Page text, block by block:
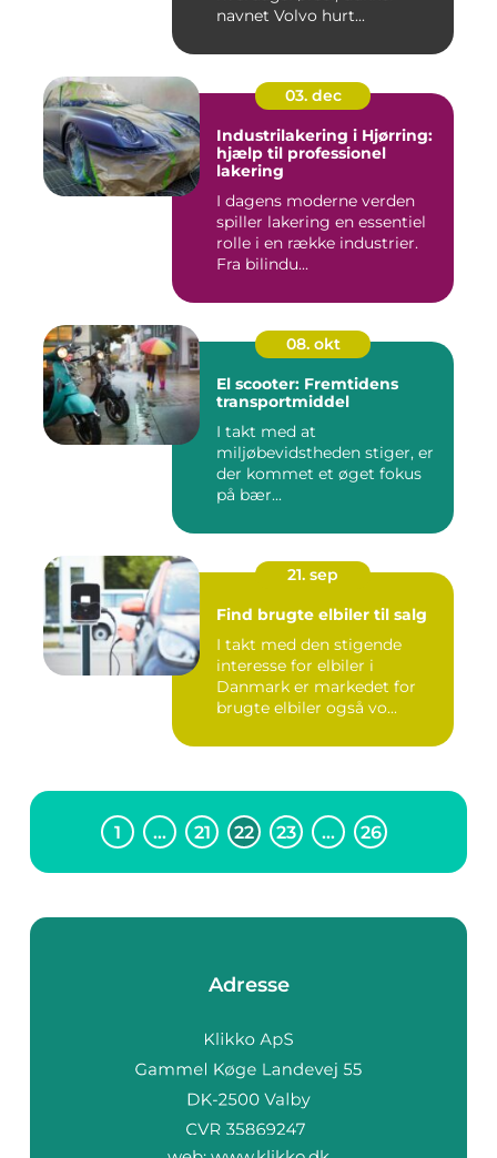
navnet Volvo hurt...
03. dec
Industrilakering i Hjørring:
hjælp til professionel
lakering
I dagens moderne verden
spiller lakering en essentiel
rolle i en række industrier.
Fra bilindu...
08. okt
El scooter: Fremtidens
transportmiddel
I takt med at
miljøbevidstheden stiger, er
der kommet et øget fokus
på bær...
21. sep
Find brugte elbiler til salg
I takt med den stigende
interesse for elbiler i
Danmark er markedet for
brugte elbiler også vo...
1 … 21 22 23 … 26
Adresse